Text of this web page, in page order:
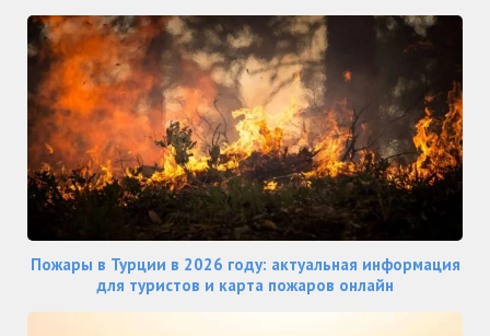
Пожары в Турции в 2026 году: актуальная информация
для туристов и карта пожаров онлайн